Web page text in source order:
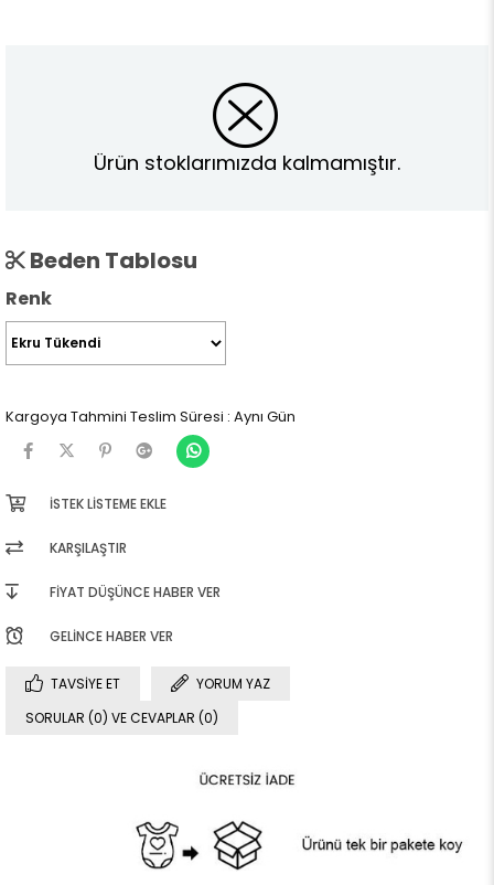
Ürün stoklarımızda kalmamıştır.
Beden Tablosu
Renk
Kargoya Tahmini Teslim Süresi : Aynı Gün
İSTEK LISTEME EKLE
KARŞILAŞTIR
FIYAT DÜŞÜNCE HABER VER
GELINCE HABER VER
TAVSIYE ET
YORUM YAZ
SORULAR (0) VE CEVAPLAR (0)